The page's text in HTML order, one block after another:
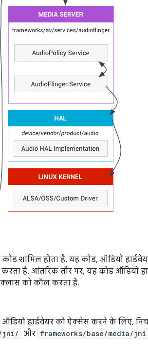
शामिल होता है. यह कोड, ऑडियो
है. आंतरिक तौर पर, यह कोड ऑडियो
को कॉल करता है.
ऑडियो हार्डवेयर को ऐक्सेस करने के लिए,
jni/ और frameworks/base/media/jni